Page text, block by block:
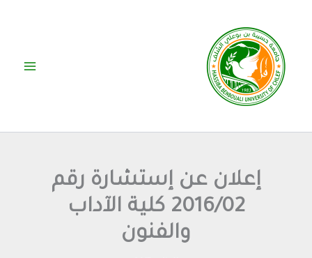
المحتوى
إعلان عن إستشارة رقم
2016/02 كلية الآداب
والفنون